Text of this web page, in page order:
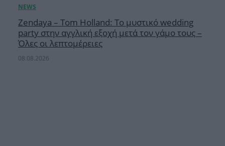
Zendaya – Tom Holland: Το μυστικό wedding
party στην αγγλική εξοχή μετά τον γάμο τους –
Όλες οι λεπτομέρειες
08.08.2026